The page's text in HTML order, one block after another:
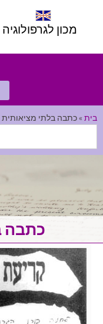
מכון
בית »כתבה בלתי מציאותית
כתבה